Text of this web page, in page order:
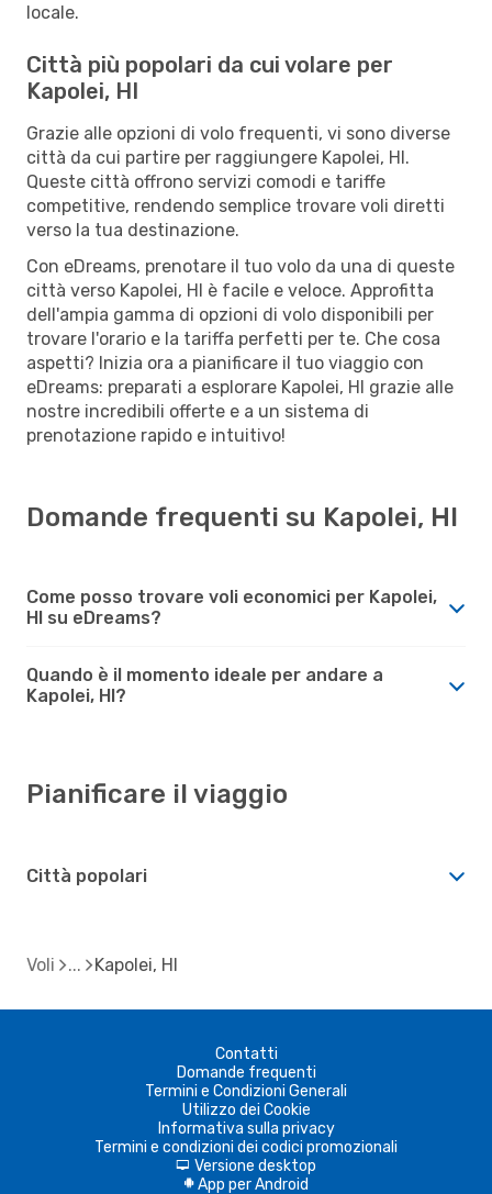
locale.
Città più popolari da cui volare per
Kapolei, HI
Grazie alle opzioni di volo frequenti, vi sono diverse
città da cui partire per raggiungere Kapolei, HI.
Queste città offrono servizi comodi e tariffe
competitive, rendendo semplice trovare voli diretti
verso la tua destinazione.
Con eDreams, prenotare il tuo volo da una di queste
città verso Kapolei, HI è facile e veloce. Approfitta
dell'ampia gamma di opzioni di volo disponibili per
trovare l'orario e la tariffa perfetti per te. Che cosa
aspetti? Inizia ora a pianificare il tuo viaggio con
eDreams: preparati a esplorare Kapolei, HI grazie alle
nostre incredibili offerte e a un sistema di
prenotazione rapido e intuitivo!
Domande frequenti su Kapolei, HI
Come posso trovare voli economici per Kapolei,
HI su eDreams?
Quando è il momento ideale per andare a
Kapolei, HI?
Pianificare il viaggio
Città popolari
Voli Kapolei, HI
Contatti
Domande frequenti
Termini e Condizioni Generali
Utilizzo dei Cookie
Informativa sulla privacy
Termini e condizioni dei codici promozionali
d Versione desktop
A App per Android